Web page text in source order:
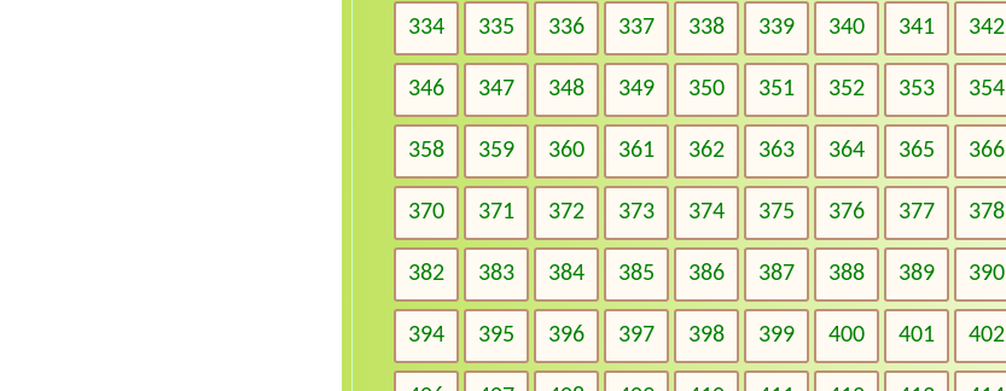
334 335 336 337 338 339 340 341 342
346 347 348 349 350 351 352 353 354
358 359 360 361 362 363 364 365 366
370 371 372 373 374 375 376 377 378
382 383 384 385 386 387 388 389 390
394 395 396 397 398 399 400 401 402